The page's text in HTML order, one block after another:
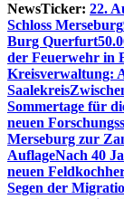
NewsTicker: 22.
Schloss Merseburg
Burg Querfurt
der Feuerwehr in
Kreisverwaltung:
Saalekreis
Sommertage für
neuen
Merseburg zur
AuflageNach 40
neuen
Segen der